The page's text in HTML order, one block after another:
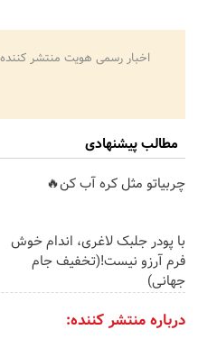
اخبار رسمی هویت منتشر
مطالب پیشنهادی
چربیاتو مثل کره آب کن🔥
با پودر جلبک لاغری، اندام خوش
فرم آرزو نیست!(تخفیف جام
جهانی)
درباره منتشر کننده: